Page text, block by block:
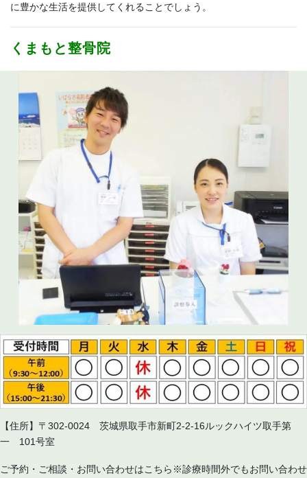
に豊かな生活を提供してくれることでしょう。
くまもと整骨院
【住所】〒302-0024 茨城県取手市新町2-2-16ルックハイツ取手第
一 101号室
ご予約・ご相談・お問い合わせはこちら※診療時間外でもお問い合わせ